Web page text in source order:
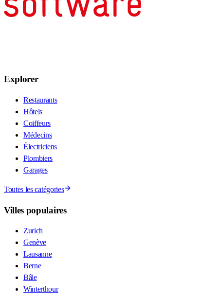
Explorer
Restaurants
Hôtels
Coiffeurs
Médecins
Électriciens
Plombiers
Garages
Toutes les catégories
Villes populaires
Zurich
Genève
Lausanne
Berne
Bâle
Winterthour